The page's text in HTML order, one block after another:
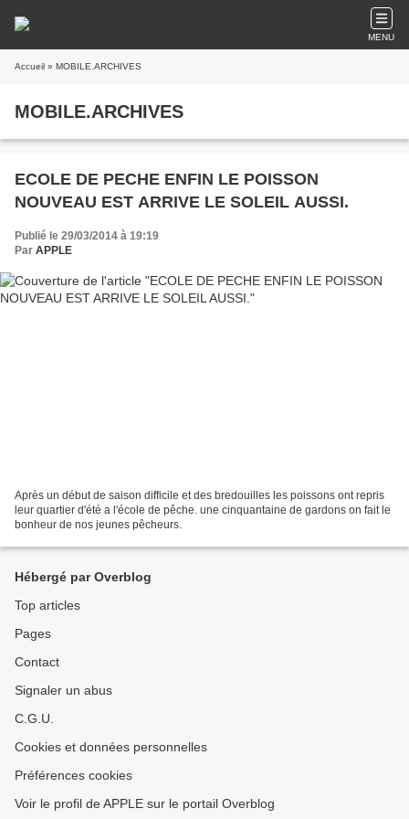
MENU
Accueil » MOBILE.ARCHIVES
MOBILE.ARCHIVES
ECOLE DE PECHE ENFIN LE POISSON
NOUVEAU EST ARRIVE LE SOLEIL AUSSI.
Publié le 29/03/2014 à 19:19
Par APPLE
Après un début de saison difficile et des bredouilles les poissons ont repris
leur quartier d'été a l'école de pêche. une cinquantaine de gardons on fait le
bonheur de nos jeunes pêcheurs.
Hébergé par Overblog
Top articles
Pages
Contact
Signaler un abus
C.G.U.
Cookies et données personnelles
Préférences cookies
Voir le profil de APPLE sur le portail Overblog